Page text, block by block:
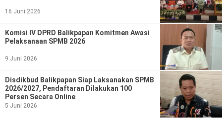
16 Juni 2026
Komisi IV DPRD Balikpapan Komitmen Awasi
Pelaksanaan SPMB 2026
9 Juni 2026
Disdikbud Balikpapan Siap Laksanakan SPMB
2026/2027, Pendaftaran Dilakukan 100
Persen Secara Online
5 Juni 2026